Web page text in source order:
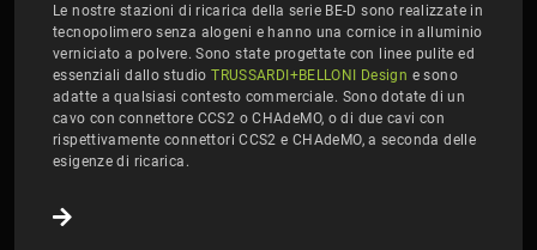
Le nostre stazioni di ricarica della serie BE-D sono realizzate in
tecnopolimero senza alogeni e hanno una cornice in alluminio
verniciato a polvere. Sono state progettate con linee pulite ed
essenziali dallo studioTRUSSARDI+BELLONI Design e sono
adatte a qualsiasi contesto commerciale. Sono dotate di un
cavo con connettore CCS2 o CHAdeMO, o di due cavi con
rispettivamente connettori CCS2 e CHAdeMO, a seconda delle
esigenze di ricarica.